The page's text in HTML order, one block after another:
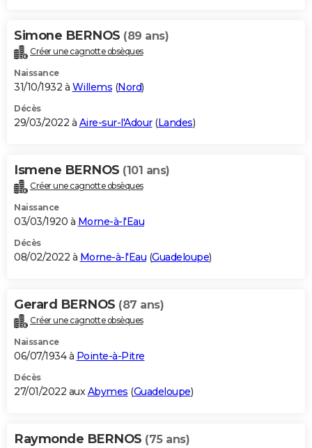
Simone BERNOS (89 ans)
Créer une cagnotte obsèques
Naissance
31/10/1932 à Willems (Nord)
Décès
29/03/2022 à Aire-sur-l'Adour(Landes)
Ismene BERNOS (101 ans)
Créer une cagnotte obsèques
Naissance
03/03/1920 à Morne-à-l'Eau
Décès
08/02/2022 à Morne-à-l'Eau (Guadeloupe)
Gerard BERNOS (87 ans)
Créer une cagnotte obsèques
Naissance
06/07/1934 à Pointe-à-Pitre
Décès
27/01/2022 auxAbymes (Guadeloupe)
Raymonde BERNOS (75 ans)